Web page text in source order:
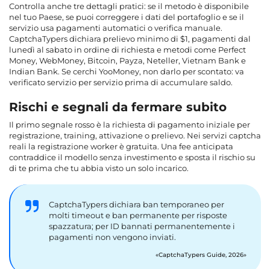
Controlla anche tre dettagli pratici: se il metodo è disponibile
nel tuo Paese, se puoi correggere i dati del portafoglio e se il
servizio usa pagamenti automatici o verifica manuale.
CaptchaTypers dichiara prelievo minimo di $1, pagamenti dal
lunedì al sabato in ordine di richiesta e metodi come Perfect
Money, WebMoney, Bitcoin, Payza, Neteller, Vietnam Bank e
Indian Bank. Se cerchi YooMoney, non darlo per scontato: va
verificato servizio per servizio prima di accumulare saldo.
Rischi e segnali da fermare subito
Il primo segnale rosso è la richiesta di pagamento iniziale per
registrazione, training, attivazione o prelievo. Nei servizi captcha
reali la registrazione worker è gratuita. Una fee anticipata
contraddice il modello senza investimento e sposta il rischio su
di te prima che tu abbia visto un solo incarico.
CaptchaTypers dichiara ban temporaneo per
molti timeout e ban permanente per risposte
spazzatura; per ID bannati permanentemente i
pagamenti non vengono inviati.
CaptchaTypers Guide, 2026